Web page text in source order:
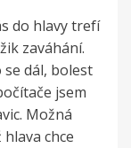
do hlavy trefí
zaváhání.
dál, bolest
jsem
Možná
chce